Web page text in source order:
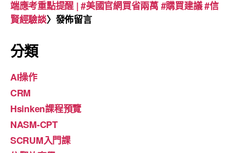
端應考重點提醒 | #美國官網買省兩萬 #購買建議 #信
賢經驗談〉發佈留言
分類
AI操作
CRM
Hsinken課程預覽
NASM-CPT
SCRUM入門課